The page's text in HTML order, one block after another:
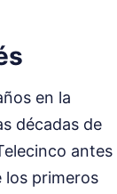
en la
décadas de
antes
los primeros